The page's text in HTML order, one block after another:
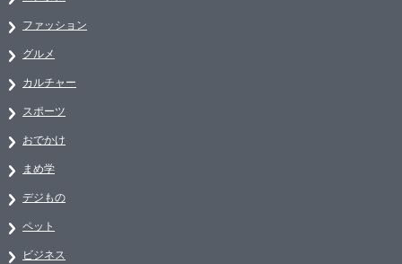
ファッション
グルメ
カルチャー
スポーツ
おでかけ
まめ学
デジもの
ペット
ビジネス